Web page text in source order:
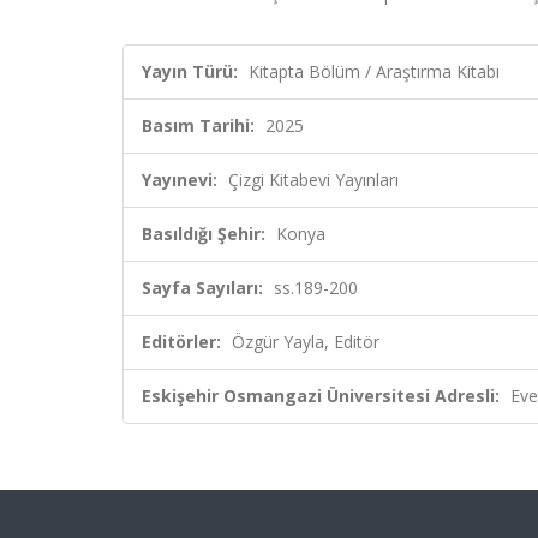
Yayın Türü: Kitapta Bölüm / Araştırma Kitabı
Basım Tarihi: 2025
Yayınevi: Çizgi Kitabevi Yayınları
Basıldığı Şehir: Konya
Sayfa Sayıları: ss.189-200
Editörler: Özgür Yayla, Editör
Eskişehir Osmangazi Üniversitesi Adresli: